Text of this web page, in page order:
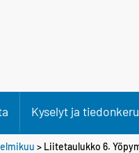
Kyselyt ja
> Liitetaulukko 6.